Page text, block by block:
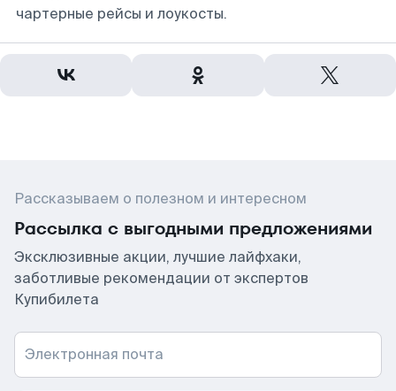
чартерные рейсы и лоукосты.
Рассказываем о полезном и интересном
Рассылка с выгодными предложениями
Эксклюзивные акции, лучшие лайфхаки,
заботливые рекомендации от экспертов
Купибилета
Электронная почта